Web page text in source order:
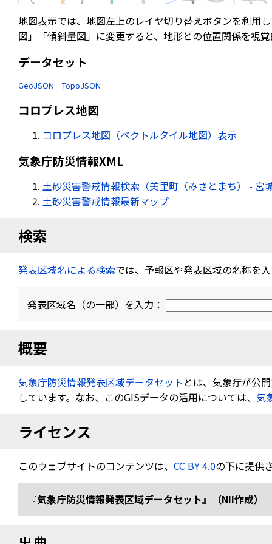
地図表示では、地図左上のレイヤ切り替えボタンを利用
図」「傾斜量図」に変更すると、地形との位置関係を視
データセット
GeoJSON TopoJSON
コロプレス地図
コロプレス地図（ベクトルタイル地図）表示
気象庁防災情報XML
土砂災害警戒情報検索（美里町（みさとまち） - 宮
土砂災害警戒情報最新マップ
検索
発表区域名による検索では、予報区や発表区域の名称を
発表区域名（の一部）を入力：
概要
気象庁防災情報発表区域データセット とは、気象疔が公
しています。なお、このGISデータの活用については、 気
ライセンス
このウェブサイトのコンテンツは、 CC BY 4.0の下に提供
『気象庁防災情報発表区域データセット』（NII作成）